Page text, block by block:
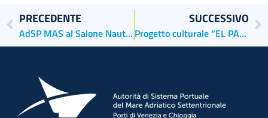
PRECEDENTE
AdSP MAS al Salone Nautico di Venezia con uno stand istituzionale
SUCCESSIVO
Progetto culturale “EL PARON DE CASA